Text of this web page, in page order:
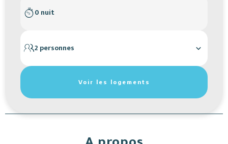
0 nuit
2 personnes
Voir les logements